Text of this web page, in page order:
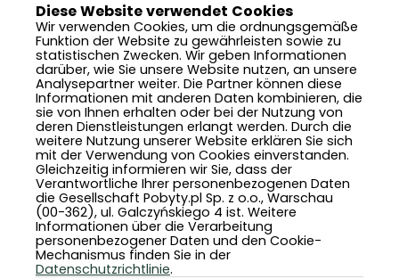
TOP 5 Städte in diesem Monat
Diese Website verwendet Cookies
Wir verwenden Cookies, um die ordnungsgemäße
Funktion der Website zu gewährleisten sowie zu
statistischen Zwecken. Wir geben Informationen
darüber, wie Sie unsere Website nutzen, an unsere
Analysepartner weiter. Die Partner können diese
Informationen mit anderen Daten kombinieren, die
sie von Ihnen erhalten oder bei der Nutzung von
deren Dienstleistungen erlangt werden. Durch die
weitere Nutzung unserer Website erklären Sie sich
mit der Verwendung von Cookies einverstanden.
Gleichzeitig informieren wir Sie, dass der
Verantwortliche Ihrer personenbezogenen Daten
die Gesellschaft Pobyty.pl Sp. z o.o., Warschau
(00-362), ul. Galczyńskiego 4 ist. Weitere
Informationen über die Verarbeitung
personenbezogener Daten und den Cookie-
Mechanismus finden Sie in der
Datenschutzrichtlinie.